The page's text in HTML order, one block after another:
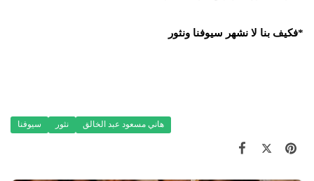
*فكيف بنا لا نشهر سيوفنا ونثور
سيوفنا نثور هاني مسعود عبد الخالق